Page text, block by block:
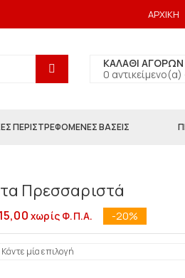
ΑΡΧΙΚΗ
ΚΑΛΑΘΙ ΑΓΟΡΩΝ
0 αντικείμενο(α)
ΠΕΡΙΣΤΡΕΦΟΜΕΝΕΣ ΒΑΣΕΙΣ
Πρεσσαριστά
15,00 χωρίς Φ.Π.Α. -20%